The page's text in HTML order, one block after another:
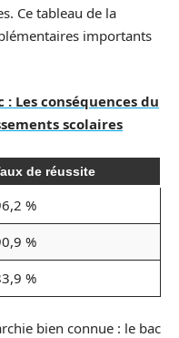
Ce tableau de la
importants
Les conséquences du
scolaires
de réussite
%
%
%
bien connue : le bac